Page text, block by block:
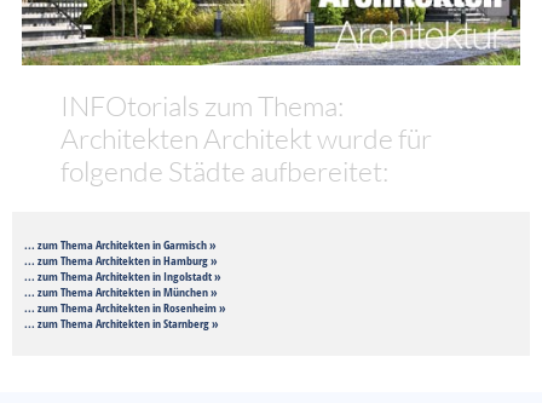
INFOtorials zum Thema:
Architekten Architekt wurde für
folgende Städte aufbereitet:
... zum Thema Architekten in Garmisch »
... zum Thema Architekten in Hamburg »
... zum Thema Architekten in Ingolstadt »
... zum Thema Architekten in München »
... zum Thema Architekten in Rosenheim »
... zum Thema Architekten in Starnberg »